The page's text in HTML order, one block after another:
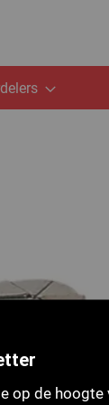
op de hoogte